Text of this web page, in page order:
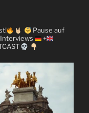
Pause auf
Interviews
+